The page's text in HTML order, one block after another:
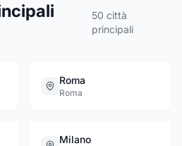
50 città
principali
Roma
Roma
Milano